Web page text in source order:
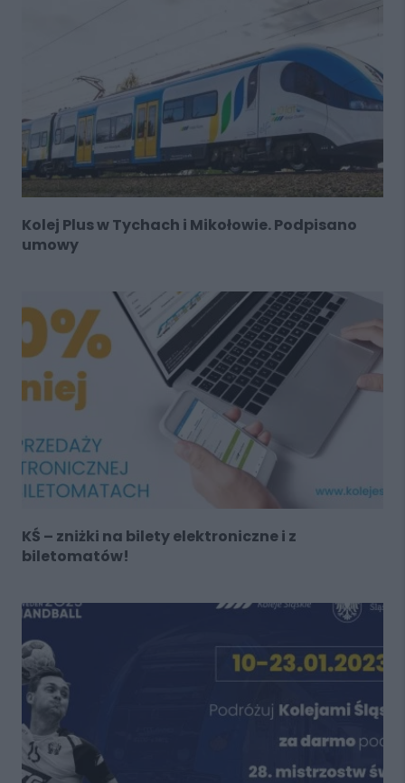
Kolej Plus w Tychach i Mikołowie. Podpisano
umowy
KŚ – zniżki na bilety elektroniczne i z
biletomatów!